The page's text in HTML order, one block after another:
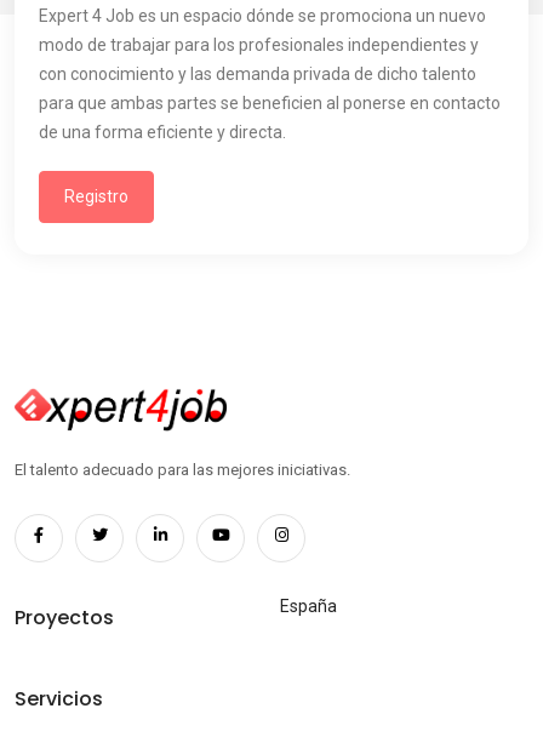
Expert 4 Job es un espacio dónde se promociona un nuevo
modo de trabajar para los profesionales independientes y
con conocimiento y las demanda privada de dicho talento
para que ambas partes se beneficien al ponerse en contacto
de una forma eficiente y directa.
Registro
El talento adecuado para las mejores iniciativas.
Proyectos España
Servicios